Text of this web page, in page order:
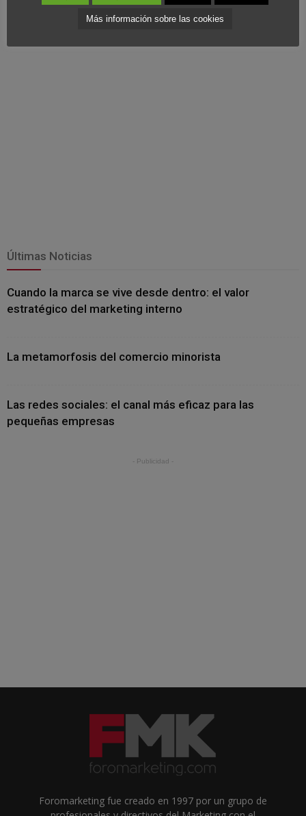
Últimas Noticias
Cuando la marca se vive desde dentro: el valor
estratégico del marketing interno
La metamorfosis del comercio minorista
Las redes sociales: el canal más eficaz para las
pequeñas empresas
- Publicidad -
Foromarketing fue creado en 1997 por un grupo de
Más información sobre las cookies